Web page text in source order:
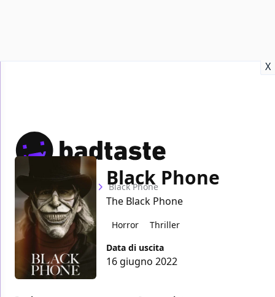
X
Film Black Phone
Black Phone
The Black Phone
Horror
Thriller
Data di uscita
16 giugno 2022